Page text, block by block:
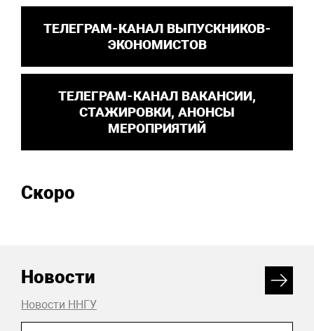
ТЕЛЕГРАМ-КАНАЛ ВЫПУСКНИКОВ-
ЭКОНОМИСТОВ
ТЕЛЕГРАМ-КАНАЛ ВАКАНСИИ,
СТАЖИРОВКИ, АНОНСЫ
МЕРОПРИЯТИЙ
Скоро
Новости
Новости ННГУ